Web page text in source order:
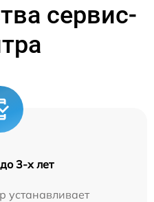
сервис-
3-х лет
устанавливает